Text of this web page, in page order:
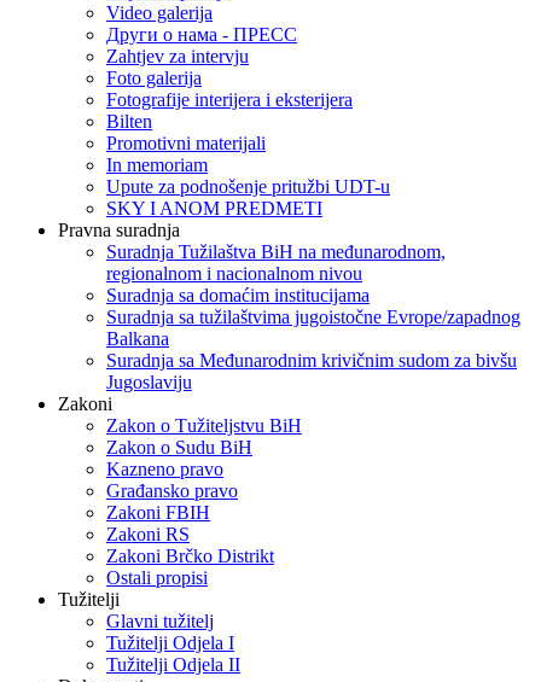
Video galerija
Други о нама - ПРЕСC
Zahtjev za intervju
Foto galerija
Fotografije interijera i eksterijera
Bilten
Promotivni materijali
In memoriam
Upute za podnošenje pritužbi UDT-u
SKY I ANOM PREDMETI
Pravna suradnja
Suradnja Tužilaštva BiH na međunarodnom,
regionalnom i nacionalnom nivou
Suradnja sa domaćim institucijama
Suradnja sa tužilaštvima jugoistočne Evrope/zapadnog
Balkana
Suradnja sa Međunarodnim krivičnim sudom za bivšu
Jugoslaviju
Zakoni
Zakon o Тužiteljstvu BiH
Zakon o Sudu BiH
Kazneno pravo
Građansko pravo
Zakoni FBIH
Zakoni RS
Zakoni Brčko Distrikt
Ostali propisi
Tužitelji
Glavni tužitelj
Tužitelji Odjela I
Tužitelji Odjela II